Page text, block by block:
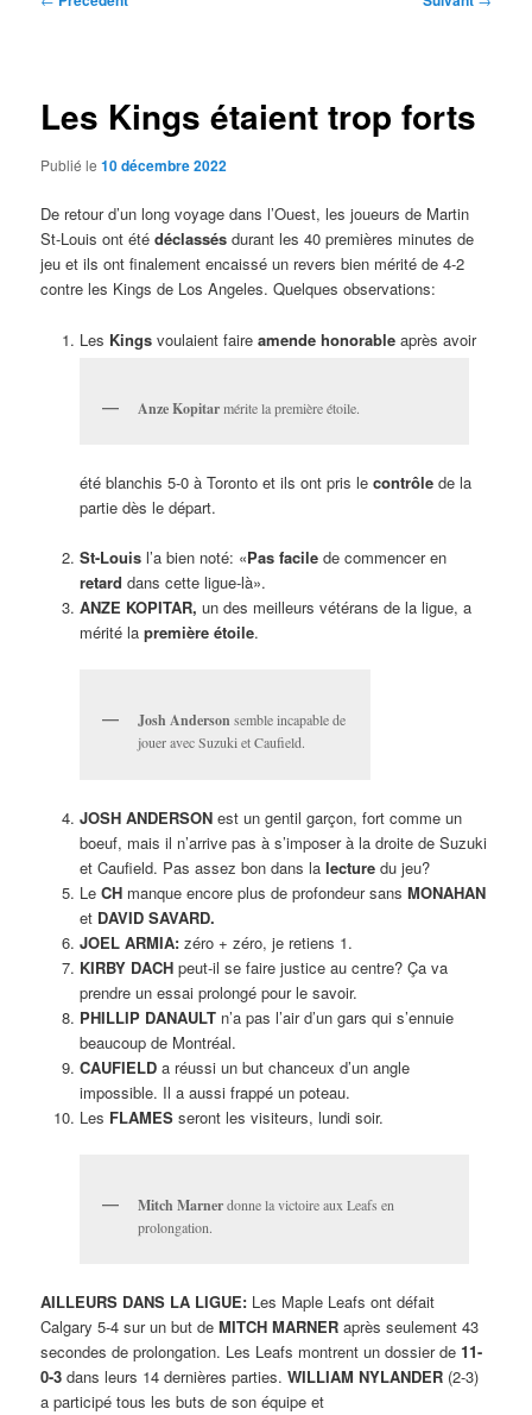
Les Kings étaient trop forts
Publié le10 décembre 2022
De retour d’un long voyage dans l’Ouest, les joueurs de Martin
St-Louis ont étédéclassés durant les 40 premières minutes de
jeu et ils ont finalement encaissé un revers bien mérité de 4-2
contre les Kings de Los Angeles. Quelques observations:
Les Kingsvoulaient faire amende honorableaprès avoir
Anze Kopitarmérite la première étoile.
été blanchis 5-0 à Toronto et ils ont pris le contrôlede la
partie dès le départ.
St-Louisl’a bien noté: «Pas facilede commencer en
retard dans cette ligue-là».
ANZE KOPITAR, un des meilleurs vétérans de la ligue, a
mérité la première étoile.
Josh Anderson semble incapable de
jouer avec Suzuki et Caufield.
JOSH ANDERSONest un gentil garçon, fort comme un
boeuf, mais il n’arrive pas à s’imposer à la droite de Suzuki
et Caufield. Pas assez bon dans la lecturedu jeu?
Le CHmanque encore plus de profondeur sans MONAHAN
et DAVID SAVARD.
JOEL ARMIA:zéro + zéro, je retiens 1.
KIRBY DACHpeut-il se faire justice au centre? Ça va
prendre un essai prolongé pour le savoir.
PHILLIP DANAULT n’a pas l’air d’un gars qui s’ennuie
beaucoup de Montréal.
CAUFIELDa réussi un but chanceux d’un angle
impossible. Il a aussi frappé un poteau.
Les FLAMESseront les visiteurs, lundi soir.
Mitch Marnerdonne la victoire aux Leafs en
prolongation.
AILLEURS DANS LA LIGUE: Les Maple Leafs ont défait
Calgary 5-4 sur un but deMITCH MARNER après seulement 43
secondes de prolongation. Les Leafs montrent un dossier de11-
0-3 dans leurs 14 dernières parties.WILLIAM NYLANDER (2-3)
a participé tous les buts de son équipe et